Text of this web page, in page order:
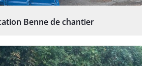
Benne de chantier